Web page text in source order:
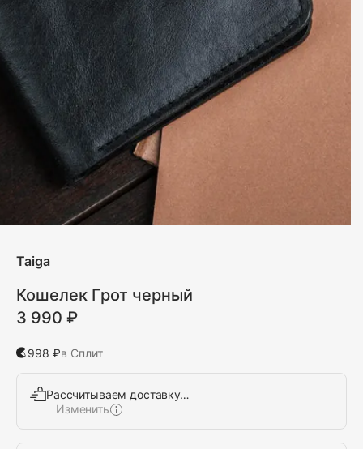
Taiga
Кошелек Грот черный
3 990 ₽
998 ₽в Сплит
Рассчитываем доставку…
Изменить